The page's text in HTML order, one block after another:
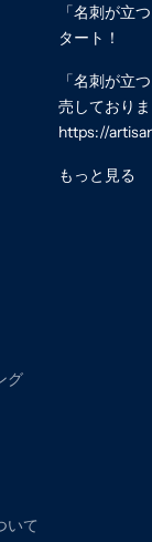
「名刺が立
タート！
「名刺が立
売しており
https://
もっと見る
グ
いて